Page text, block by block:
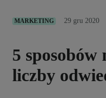
MARKETING 29 gru 2020
5 sposobów
liczby